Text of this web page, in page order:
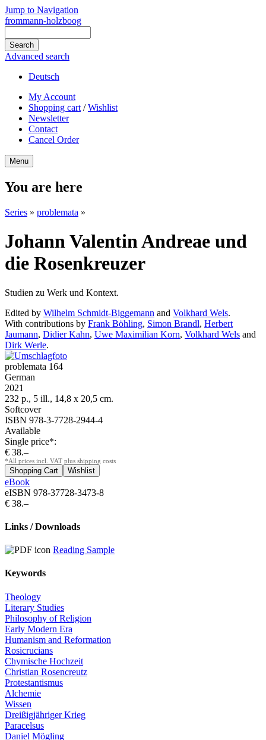
Jump to Navigation
frommann-holzboog
Advanced search
Deutsch
My Account
Shopping cart /Wishlist
Newsletter
Contact
Cancel Order
Menu
You are here
Series » problemata »
Johann Valentin Andreae und
die Rosenkreuzer
Studien zu Werk und Kontext.
Edited by Wilhelm Schmidt-Biggemann and Volkhard Wels.
With contributions by Frank Böhling, Simon Brandl, Herbert
Jaumann, Didier Kahn, Uwe Maximilian Korn, Volkhard Wels and
Dirk Werle.
problemata 164
German
2021
232 p., 5 ill., 14,8 x 20,5 cm.
Softcover
ISBN 978-3-7728-2944-4
Available
Single price*:
€ 38.–
*All prices incl. VAT plus shipping costs
eBook
eISBN 978-37728-3473-8
€ 38.–
Links / Downloads
Reading Sample
Keywords
Theology
Literary Studies
Philosophy of Religion
Early Modern Era
Humanism and Reformation
Rosicrucians
Chymische Hochzeit
Christian Rosencreutz
Protestantismus
Alchemie
Wissen
Dreißigjähriger Krieg
Paracelsus
Daniel Mögling